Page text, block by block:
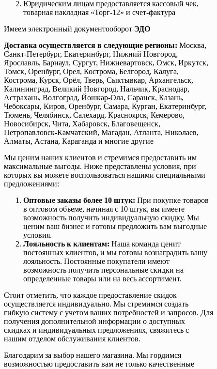
Юридическим лицам предоставляется кассовый чек,
товарная накладная «Торг-12» и счет-фактура
Имеем электронный документооборот ЭДО
Доставка осуществляется в следующие регионы: Москва,
Санкт-Петербург, Екатеринбург, Нижний Новгород,
Ярославль, Барнаул, Сургут, Нижневартовск, Омск, Иркутск,
Томск, Оренбург, Орел, Кострома, Белгород, Калуга,
Кострома, Курск, Орёл, Тверь, Сыктывкар, Архангельск,
Калининград, Великий Новгород, Нальчик, Краснодар,
Астрахань, Волгоград, Йошкар-Ола, Саранск, Казань,
Чебоксары, Киров, Оренбург, Самара, Курган, Екатеринбург,
Тюмень, Челябинск, Салехард, Красноярск, Кемерово,
Новосибирск, Чита, Хабаровск, Благовещенск,
Петропавловск-Камчатский, Магадан, Атланта, Николаев,
Алматы, Астана, Караганда и многие другие
Мы ценим наших клиентов и стремимся предоставить им
максимальные выгоды. Ниже представлены условия, при
которых вы можете воспользоваться нашими специальными
предложениями:
Оптовые заказы более 10 штук: При покупке товаров
в оптовом объеме, начиная с 10 штук, вы имеете
возможность получить индивидуальную скидку. Мы
ценим ваш бизнес и готовы предложить вам выгодные
условия.
Лояльность к клиентам: Наша команда ценит
постоянных клиентов, и мы готовы вознаградить вашу
лояльность. Постоянные покупатели имеют
возможность получить персональные скидки на
определенные товары или на весь ассортимент.
Стоит отметить, что каждое предоставление скидок
осуществляется индивидуально. Мы стремимся создать
гибкую систему с учетом ваших потребностей и запросов. Для
получения дополнительной информации о доступных
скидках и индивидуальных предложениях, свяжитесь с
нашим отделом обслуживания клиентов.
Благодарим за выбор нашего магазина. Мы гордимся
возможностью предоставить вам не только качественные